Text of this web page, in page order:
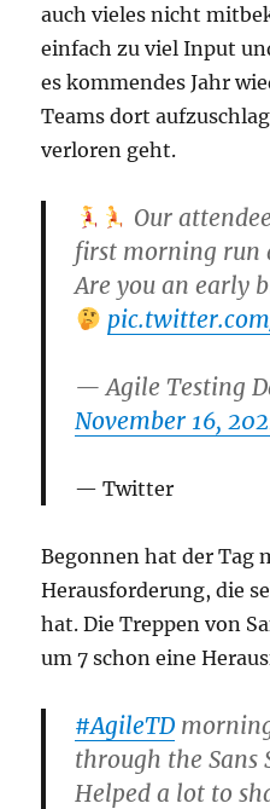
auch vieles nicht
einfach zu viel Input
es kommendes Jahr
Teams dort
verloren geht.
Our
first morning run
Are you an early
— Agile Testing
November 16,
Twitter
Begonnen hat der Tag
Herausforderung, die
hat. Die Treppen von
um 7 schon eine
#AgileTD
through the Sans
Helped a lot to